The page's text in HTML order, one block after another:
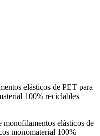
elásticos de PET para
100% reciclables